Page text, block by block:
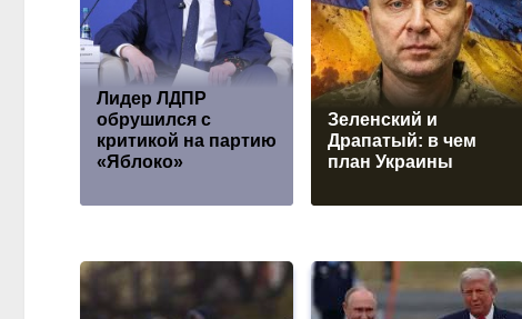
Лидер ЛДПР
обрушился с
критикой на партию
«Яблоко»
Зеленский и
Драпатый: в чем
план Украины